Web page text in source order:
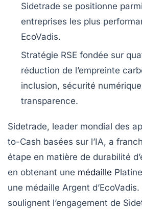
Sidetrade se positionne
entreprises les plus
EcoVadis.
Stratégie RSE fondée sur
réduction de l’empreinte
inclusion, sécurité numérique
transparence.
Sidetrade, leader mondial des
to-Cash basées sur l’IA, a
étape en matière de durabilité
en obtenant une médaille Platine
une médaille Argent
soulignent l’engagement de